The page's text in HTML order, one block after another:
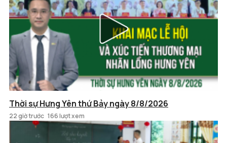
Thời sự Hưng Yên thứ Bảy ngày 8/8/2026
22 giờ trước 166 lượt xem